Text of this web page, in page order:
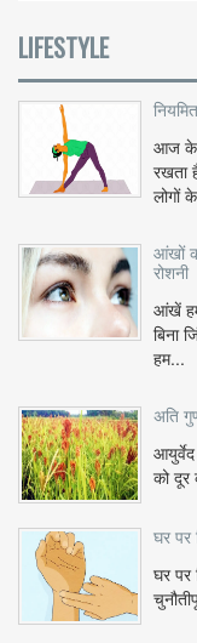
LIFESTYLE
आज के
रखता
लोगों
आंखों
रोशनी
आंखें
बिना
हम...
अति
को
घर पर
घर पर